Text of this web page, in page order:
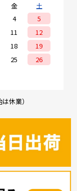
金
土
4
5
11
12
18
19
25
26
休業）